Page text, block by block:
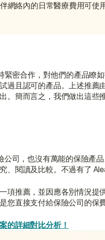
網絡內的日常醫療費用可使
緊密合作，對他們的產品瞭
過且認可的產品。上述推
。簡而言之，我們做出這些
公司，也沒有萬能的保險
、閱讀及比較。不過有了
項推薦，並因應各別情況
您直接支付給保險公司的保
的詳細對比分析！